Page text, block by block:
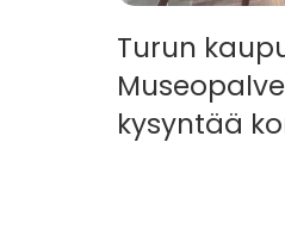
Turun
kysyntää